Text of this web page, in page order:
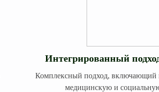
Интегрированный
Комплексный подход, включающий
медицинскую и